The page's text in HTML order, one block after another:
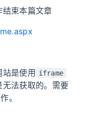
束本篇文章
站是使用 iframe
法获取的。需要
。